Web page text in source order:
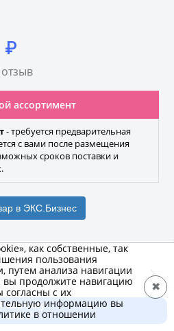
₽
ассортимент
- требуется предварительная
с вами после размещения
сроков поставки и
в ЭКС.Бизнес
Добавить к сравнению
корзину
353 ₽
как собственные, так
пользования
путем анализа навигации
вы продолжите навигацию
согласны с их
информацию вы
в отношении
✖